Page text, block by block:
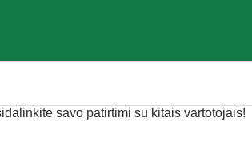
savo patirtimi su kitais vartotojais!